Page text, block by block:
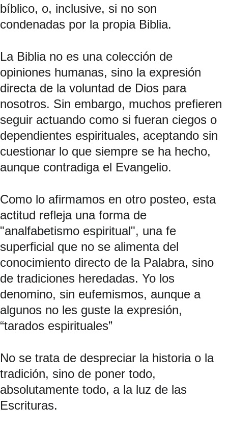
bíblico, o, inclusive, si no son
condenadas por la propia Biblia.
La Biblia no es una colección de
opiniones humanas, sino la expresión
directa de la voluntad de Dios para
nosotros. Sin embargo, muchos prefieren
seguir actuando como si fueran ciegos o
dependientes espirituales, aceptando sin
cuestionar lo que siempre se ha hecho,
aunque contradiga el Evangelio.
Como lo afirmamos en otro posteo, esta
actitud refleja una forma de
"analfabetismo espiritual", una fe
superficial que no se alimenta del
conocimiento directo de la Palabra, sino
de tradiciones heredadas. Yo los
denomino, sin eufemismos, aunque a
algunos no les guste la expresión,
“tarados espirituales”
No se trata de despreciar la historia o la
tradición, sino de poner todo,
absolutamente todo, a la luz de las
Escrituras.